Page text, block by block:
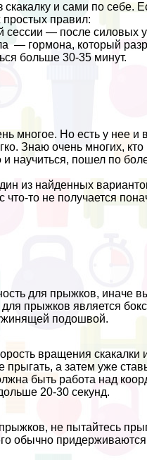
и сами по себе.
простых правил:
— после силовых
— гормона, который
больше 30-35 минут.
многое. Но есть у нее и
Знаю очень многих,
научиться, пошел по
из найденных
что-то не получается
для прыжков, иначе
прыжков является
подошвой.
вращения скакалки
прыгать, а затем уже
быть работа над
20-30 секунд.
не пытайтесь
обычно